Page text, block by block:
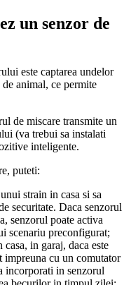
un senzor de
este captarea undelor
animal, ce permite
de miscare transmite un
(va trebui sa instalati
inteligente.
puteti:
strain in casa si sa
securitate. Daca senzorul
senzorul poate activa
scenariu preconfigurat;
in garaj, daca este
cu un comutator
incorporati in senzorul